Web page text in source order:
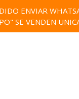
ENVIAR
SE VENDEN